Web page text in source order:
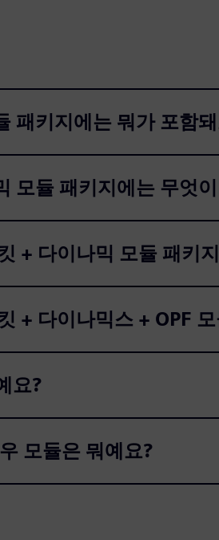
패키지에는 뭐가 포함
모듈 패키지에는 무엇
+ 다이나믹 모듈 패키
+ 다이나믹스 + OPF
요?
모듈은 뭐예요?